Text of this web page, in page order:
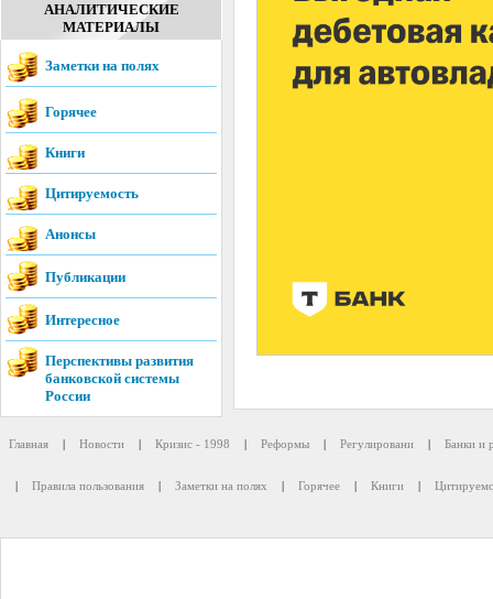
АНАЛИТИЧЕСКИЕ
МАТЕРИАЛЫ
Заметки на полях
Горячее
Книги
Цитируемость
Анонсы
Публикации
Интересное
Перспективы развития
банковской системы
России
Главная | Новости | Кризис - 1998 | Реформы | Регулировани | Банки и
| Правила пользования | Заметки на полях | Горячее | Книги |